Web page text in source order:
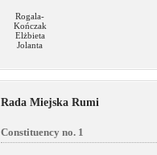
Rogala-
Kończak
Elżbieta
Jolanta
Rada Miejska Rumi
Constituency no. 1